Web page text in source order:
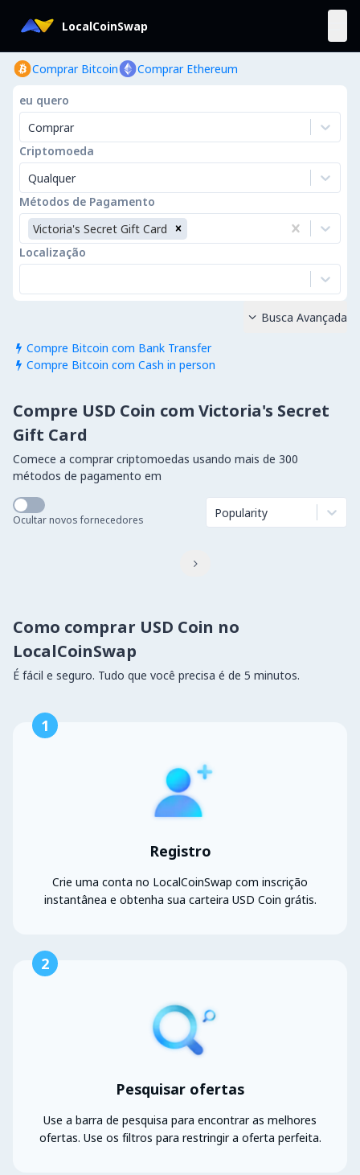
LocalCoinSwap
Comprar Bitcoin Comprar Ethereum
eu quero
Comprar
Criptomoeda
Qualquer
Métodos de Pagamento
Victoria's Secret Gift Card
Localização
 Compre Bitcoin com Bank Transfer
 Compre Bitcoin com Cash in person
 Busca Avançada
Compre USD Coin com Victoria's Secret
Gift Card
Comece a comprar criptomoedas usando mais de 300
métodos de pagamento em
Ocultar novos fornecedores Popularity

Como comprar USD Coin no
LocalCoinSwap
É fácil e seguro. Tudo que você precisa é de 5 minutos.
1
Registro
Crie uma conta no LocalCoinSwap com inscrição
instantânea e obtenha sua carteira USD Coin grátis.
2
Pesquisar ofertas
Use a barra de pesquisa para encontrar as melhores
ofertas. Use os filtros para restringir a oferta perfeita.